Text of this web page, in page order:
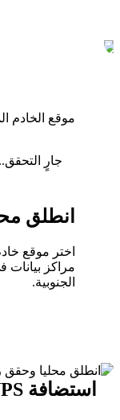
موقع الخادم
جارٍ
انطلق
اختر موقع
مراكز بيانات
الجنوبية.